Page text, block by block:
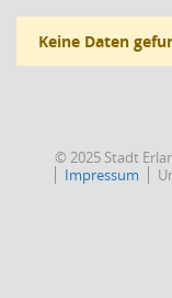
Keine Daten
© 2025 Stadt
Impressum